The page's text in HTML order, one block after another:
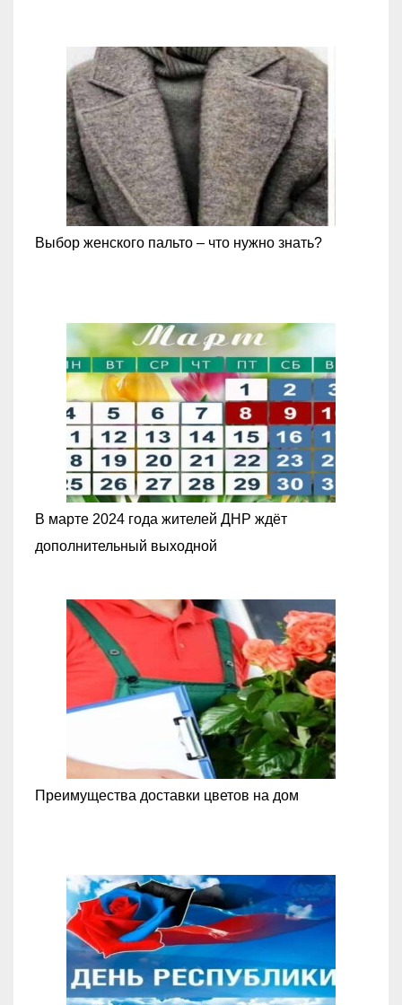
Выбор женского пальто – что нужно знать?
В марте 2024 года жителей ДНР ждёт
дополнительный выходной
Преимущества доставки цветов на дом